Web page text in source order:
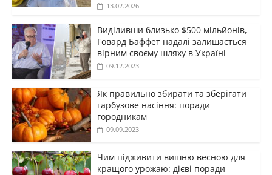
13.02.2026
Виділивши близько $500 мільйонів,
Говард Баффет надалі залишається
вірним своєму шляху в Україні
09.12.2023
Як правильно збирати та зберігати
гарбузове насіння: поради
городникам
09.09.2023
Чим підживити вишню весною для
кращого урожаю: дієві поради